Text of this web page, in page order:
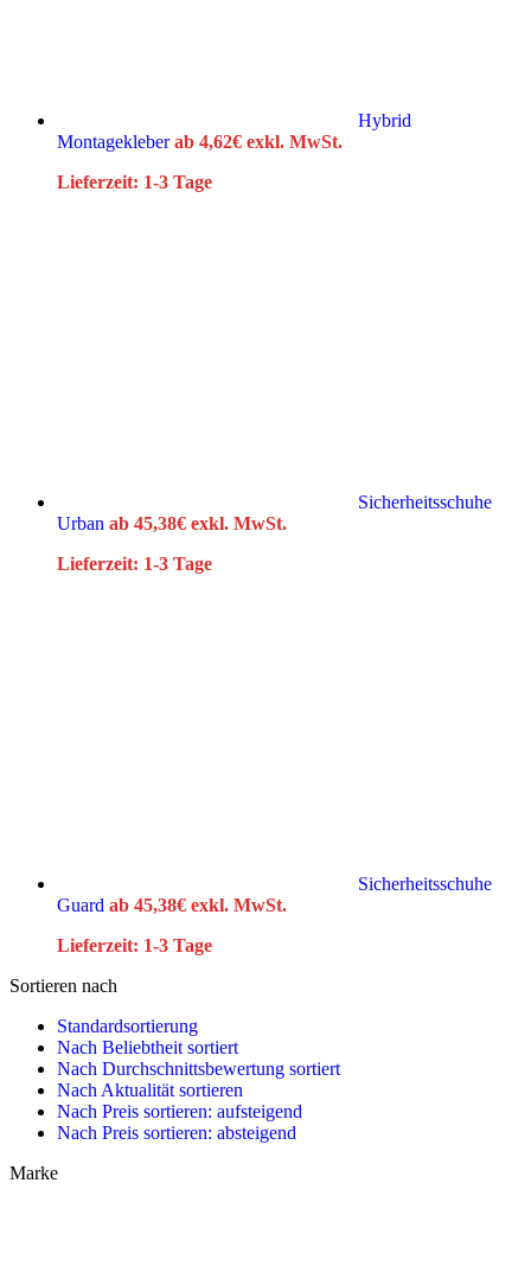
Hybrid
Montagekleberab 4,62€ exkl. MwSt.
Lieferzeit: 1-3 Tage
Sicherheitsschuhe
Urban ab 45,38€ exkl. MwSt.
Lieferzeit: 1-3 Tage
Sicherheitsschuhe
Guard ab 45,38€ exkl. MwSt.
Lieferzeit: 1-3 Tage
Sortieren nach
Standardsortierung
Nach Beliebtheit sortiert
Nach Durchschnittsbewertung sortiert
Nach Aktualität sortieren
Nach Preis sortieren: aufsteigend
Nach Preis sortieren: absteigend
Marke